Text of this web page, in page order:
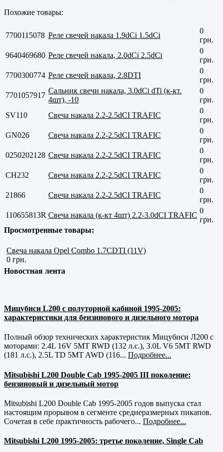
Похожие товары:
7700115078 Реле свечей накала 1.9dCi 1.5dCi
0
грн.
9640469680 Реле свечей накала, 2.0dCi 2.5dCi
0
грн.
7700300774 Реле свечей накала, 2.8DTI
0
грн.
7701057917
Сальник свечи накала, 3.0dCi dTi (к-кт.
4шт), -10
0
грн.
SV110
Свеча накала 2.2-2.5dCI TRAFIC
0
грн.
GN026
Свеча накала 2.2-2.5dCI TRAFIC
0
грн.
0250202128 Свеча накала 2.2-2.5dCI TRAFIC
0
грн.
CH232
Свеча накала 2.2-2.5dCI TRAFIC
0
грн.
21866
Свеча накала 2.2-2.5dCI TRAFIC
0
грн.
110655813R Свеча накала (к-кт 4шт) 2.2-3.0dCI TRAFIC
0
грн.
Просмотренные товары:
Свеча накала Opel Combo 1.7CDTI (11V)
0 грн.
Новостная лента
Мицубиси L200 с полуторной кабиной 1995-2005:
характеристики для бензинового и дизельного мотора
Полный обзор технических характеристик Мицубиси Л200 с
моторами: 2.4L 16V 5MT RWD (132 л.с.), 3.0L V6 5MT RWD
(181 л.с.), 2.5L TD 5MT AWD (116... Подробнее...
Mitsubishi L200 Double Cab 1995-2005 III поколение:
бензиновый и дизельный мотор
Mitsubishi L200 Double Cab 1995-2005 годов выпуска стал
настоящим прорывом в сегменте среднеразмерных пикапов.
Сочетая в себе практичность рабочего... Подробнее...
Mitsubishi L200 1995-2005: третье поколение, Single Cab